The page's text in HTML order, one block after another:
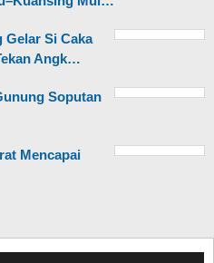
Gelar Si Caka
Angk…
Soputan
Mencapai